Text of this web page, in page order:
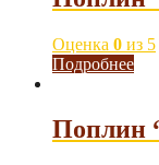
Оценка 0 из 5
Подробнее
Поплин